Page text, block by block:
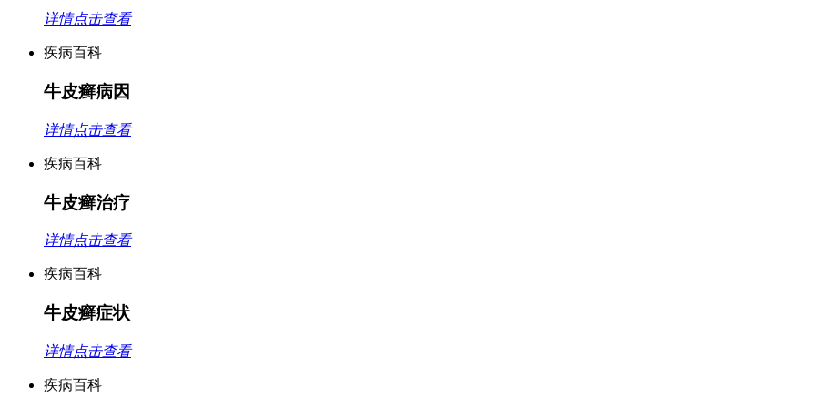
详情点击查看
疾病百科
牛皮癣病因
详情点击查看
疾病百科
牛皮癣治疗
详情点击查看
疾病百科
牛皮癣症状
详情点击查看
疾病百科